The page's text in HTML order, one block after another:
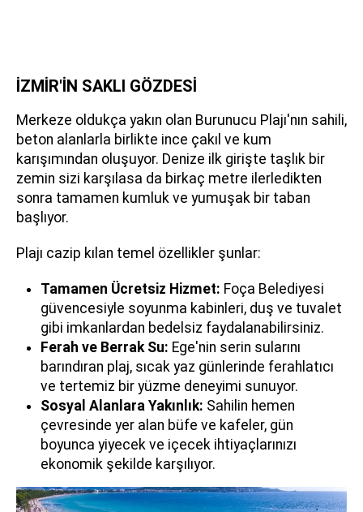
İZMİR'İN SAKLI GÖZDESİ
Merkeze oldukça yakın olan Burunucu Plajı'nın sahili,
beton alanlarla birlikte ince çakıl ve kum
karışımından oluşuyor. Denize ilk girişte taşlık bir
zemin sizi karşılasa da birkaç metre ilerledikten
sonra tamamen kumluk ve yumuşak bir taban
başlıyor.
Plajı cazip kılan temel özellikler şunlar:
Tamamen Ücretsiz Hizmet: Foça Belediyesi
güvencesiyle soyunma kabinleri, duş ve tuvalet
gibi imkanlardan bedelsiz faydalanabilirsiniz.
Ferah ve Berrak Su: Ege'nin serin sularını
barındıran plaj, sıcak yaz günlerinde ferahlatıcı
ve tertemiz bir yüzme deneyimi sunuyor.
Sosyal Alanlara Yakınlık: Sahilin hemen
çevresinde yer alan büfe ve kafeler, gün
boyunca yiyecek ve içecek ihtiyaçlarınızı
ekonomik şekilde karşılıyor.